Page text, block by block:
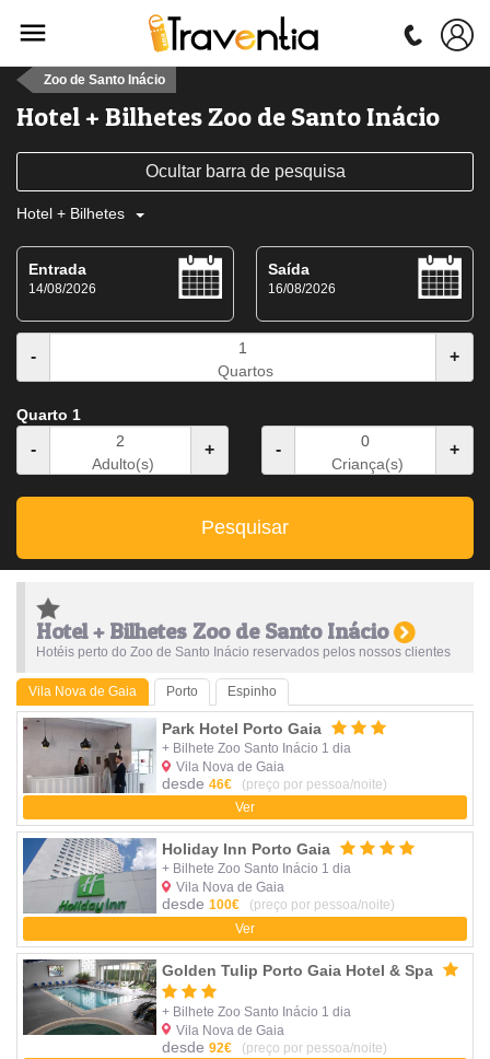
Zoo de Santo Inácio
Hotel + Bilhetes Zoo de Santo Inácio
Ocultar barra de pesquisa
Hotel + Bilhetes
Entrada
14/08/2026
Saída
16/08/2026
-
Quartos
+
Quarto 1
-
Adulto(s)
+ -
Criança(s)
+
Pesquisar
Hotel + Bilhetes Zoo de Santo Inácio
Hotéis perto do Zoo de Santo Inácio reservados pelos nossos clientes
Vila Nova de Gaia Porto Espinho
Park Hotel Porto Gaia
+ Bilhete Zoo Santo Inácio 1 dia
Vila Nova de Gaia
desde 46€
(preço por pessoa/noite)
Ver
Holiday Inn Porto Gaia
+ Bilhete Zoo Santo Inácio 1 dia
Vila Nova de Gaia
desde 100€
(preço por pessoa/noite)
Ver
Golden Tulip Porto Gaia Hotel & Spa
+ Bilhete Zoo Santo Inácio 1 dia
Vila Nova de Gaia
desde 92€
(preço por pessoa/noite)